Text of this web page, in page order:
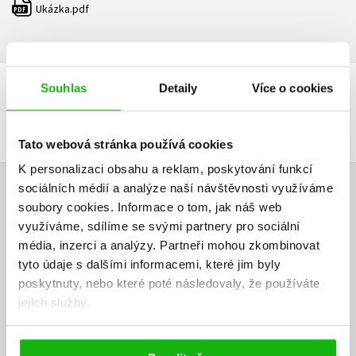
Souhlas Detaily Více o cookies
Tato webová stránka používá cookies
K personalizaci obsahu a reklam, poskytování funkcí
sociálních médií a analýze naší návštěvnosti využíváme
soubory cookies. Informace o tom, jak náš web
využíváme, sdílíme se svými partnery pro sociální
média, inzerci a analýzy. Partneři mohou zkombinovat
tyto údaje s dalšími informacemi, které jim byly
poskytnuty, nebo které poté následovaly, že používáte
jejich služby.
PDF Ukázka.pdf
DALŠÍ TITULY Z ŘADY "VELKEJ FRAJER NATE"
HODNOCENÍ ČTENÁŘŮ
V současné době nejsou vytvořena žádná uživatelská hodnocení.
Vaše hodnocení
Uživatelskou recenzi mohou vkládat pouze registrovaní uživatelé